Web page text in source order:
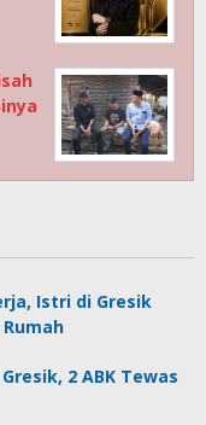
Istri di Gresik
2 ABK Tewas